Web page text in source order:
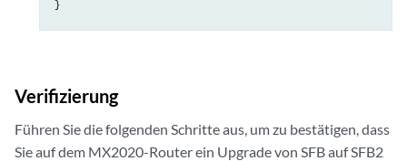
Verifizierung
Führen Sie die folgenden Schritte aus, um zu bestätigen, dass
Sie auf dem MX2020-Router ein Upgrade von SFB auf SFB2